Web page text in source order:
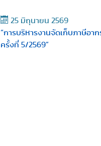
25 มิถุนายน 2569
“การบริหารงานจัดเก็บภาษีอ
ครั้งที่ 5/2569”